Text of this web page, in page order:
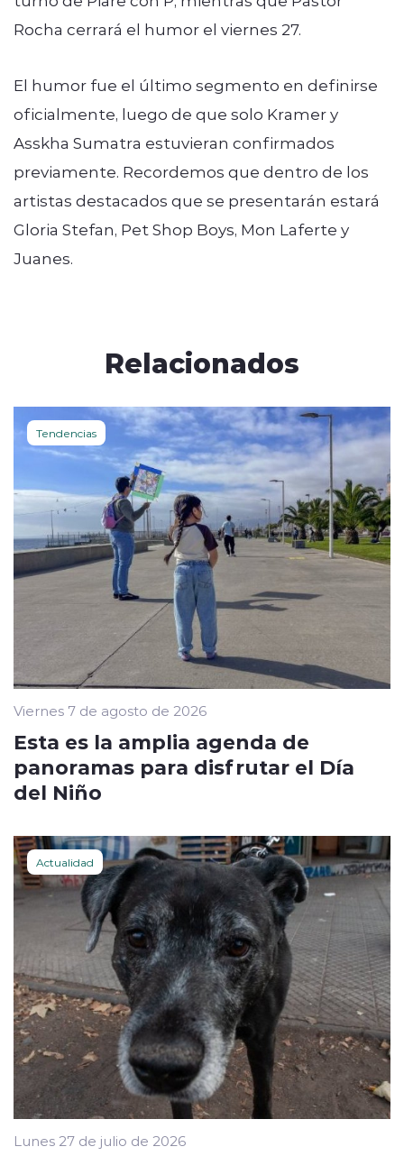
Rocha cerrará el humor el viernes 27.
El humor fue el último segmento en definirse
oficialmente, luego de que solo Kramer y
Asskha Sumatra estuvieran confirmados
previamente. Recordemos que dentro de los
artistas destacados que se presentarán estará
Gloria Stefan, Pet Shop Boys, Mon Laferte y
Juanes.
Relacionados
Tendencias
Viernes 7 de agosto de 2026
Esta es la amplia agenda de
panoramas para disfrutar el Día
del Niño
Actualidad
Lunes 27 de julio de 2026